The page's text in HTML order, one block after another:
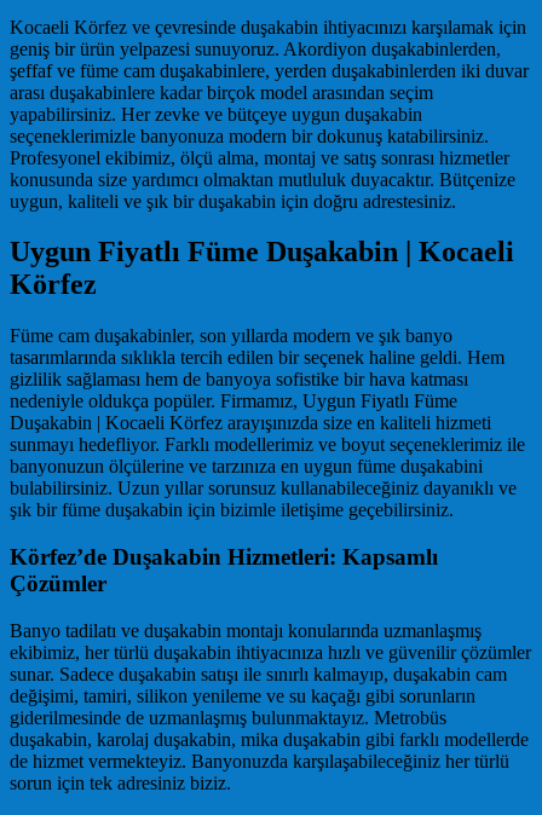
Kocaeli Körfez ve çevresinde duşakabin ihtiyacınızı karşılamak için
geniş bir ürün yelpazesi sunuyoruz. Akordiyon duşakabinlerden,
şeffaf ve füme cam duşakabinlere, yerden duşakabinlerden iki duvar
arası duşakabinlere kadar birçok model arasından seçim
yapabilirsiniz. Her zevke ve bütçeye uygun duşakabin
seçeneklerimizle banyonuza modern bir dokunuş katabilirsiniz.
Profesyonel ekibimiz, ölçü alma, montaj ve satış sonrası hizmetler
konusunda size yardımcı olmaktan mutluluk duyacaktır. Bütçenize
uygun, kaliteli ve şık bir duşakabin için doğru adrestesiniz.
Uygun Fiyatlı Füme Duşakabin | Kocaeli
Körfez
Füme cam duşakabinler, son yıllarda modern ve şık banyo
tasarımlarında sıklıkla tercih edilen bir seçenek haline geldi. Hem
gizlilik sağlaması hem de banyoya sofistike bir hava katması
nedeniyle oldukça popüler. Firmamız, Uygun Fiyatlı Füme
Duşakabin | Kocaeli Körfez arayışınızda size en kaliteli hizmeti
sunmayı hedefliyor. Farklı modellerimiz ve boyut seçeneklerimiz ile
banyonuzun ölçülerine ve tarzınıza en uygun füme duşakabini
bulabilirsiniz. Uzun yıllar sorunsuz kullanabileceğiniz dayanıklı ve
şık bir füme duşakabin için bizimle iletişime geçebilirsiniz.
Körfez’de Duşakabin Hizmetleri: Kapsamlı
Çözümler
Banyo tadilatı ve duşakabin montajı konularında uzmanlaşmış
ekibimiz, her türlü duşakabin ihtiyacınıza hızlı ve güvenilir çözümler
sunar. Sadece duşakabin satışı ile sınırlı kalmayıp, duşakabin cam
değişimi, tamiri, silikon yenileme ve su kaçağı gibi sorunların
giderilmesinde de uzmanlaşmış bulunmaktayız. Metrobüs
duşakabin, karolaj duşakabin, mika duşakabin gibi farklı modellerde
de hizmet vermekteyiz. Banyonuzda karşılaşabileceğiniz her türlü
sorun için tek adresiniz biziz.